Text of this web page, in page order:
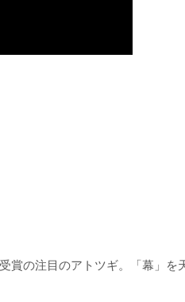
賞の注目のアトツギ。「幕」を